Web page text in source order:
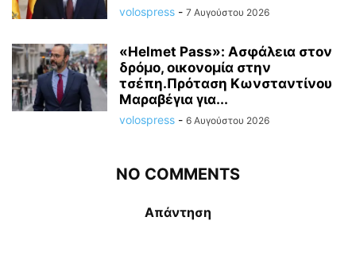
volospress - 7 Αυγούστου 2026
«Helmet Pass»: Ασφάλεια στον
δρόμο, οικονομία στην
τσέπη.Πρόταση Κωνσταντίνου
Μαραβέγια για...
volospress - 6 Αυγούστου 2026
NO COMMENTS
Απάντηση